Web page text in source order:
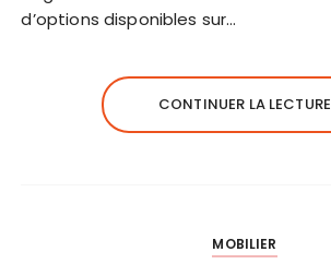
d’options disponibles sur…
CONTINUER LA LECTURE
MOBILIER